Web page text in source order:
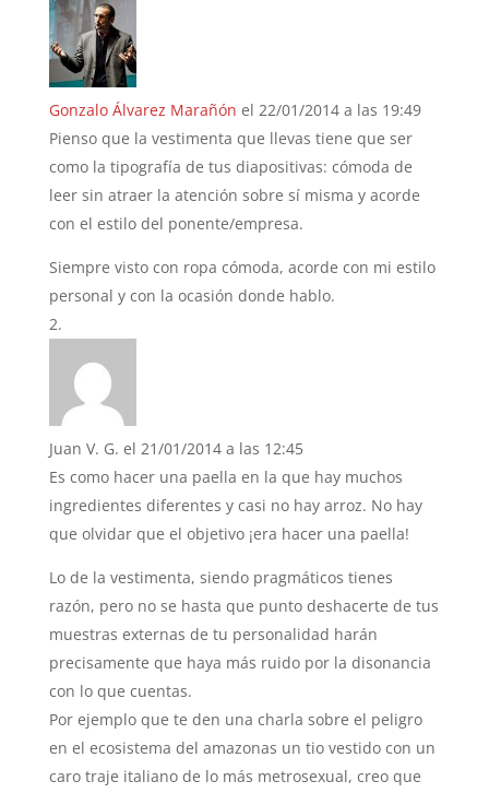
Gonzalo Álvarez Marañón el 22/01/2014 a las 19:49
Pienso que la vestimenta que llevas tiene que ser
como la tipografía de tus diapositivas: cómoda de
leer sin atraer la atención sobre sí misma y acorde
con el estilo del ponente/empresa.
Siempre visto con ropa cómoda, acorde con mi estilo
personal y con la ocasión donde hablo.
Juan V. G. el 21/01/2014 a las 12:45
Es como hacer una paella en la que hay muchos
ingredientes diferentes y casi no hay arroz. No hay
que olvidar que el objetivo ¡era hacer una paella!
Lo de la vestimenta, siendo pragmáticos tienes
razón, pero no se hasta que punto deshacerte de tus
muestras externas de tu personalidad harán
precisamente que haya más ruido por la disonancia
con lo que cuentas.
Por ejemplo que te den una charla sobre el peligro
en el ecosistema del amazonas un tio vestido con un
caro traje italiano de lo más metrosexual, creo que